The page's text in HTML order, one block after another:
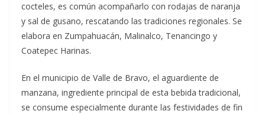
cocteles, es común acompañarlo con rodajas de naranja
y sal de gusano, rescatando las tradiciones regionales. Se
elabora en Zumpahuacán, Malinalco, Tenancingo y
Coatepec Harinas.
En el municipio de Valle de Bravo, el aguardiente de
manzana, ingrediente principal de esta bebida tradicional,
se consume especialmente durante las festividades de fin